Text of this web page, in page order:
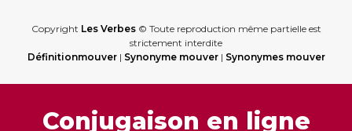
Copyright Les Verbes© Toute reproduction même partielle est
strictement interdite
Définitionmouver| Synonyme mouver| Synonymes mouver
Conjugaison en ligne